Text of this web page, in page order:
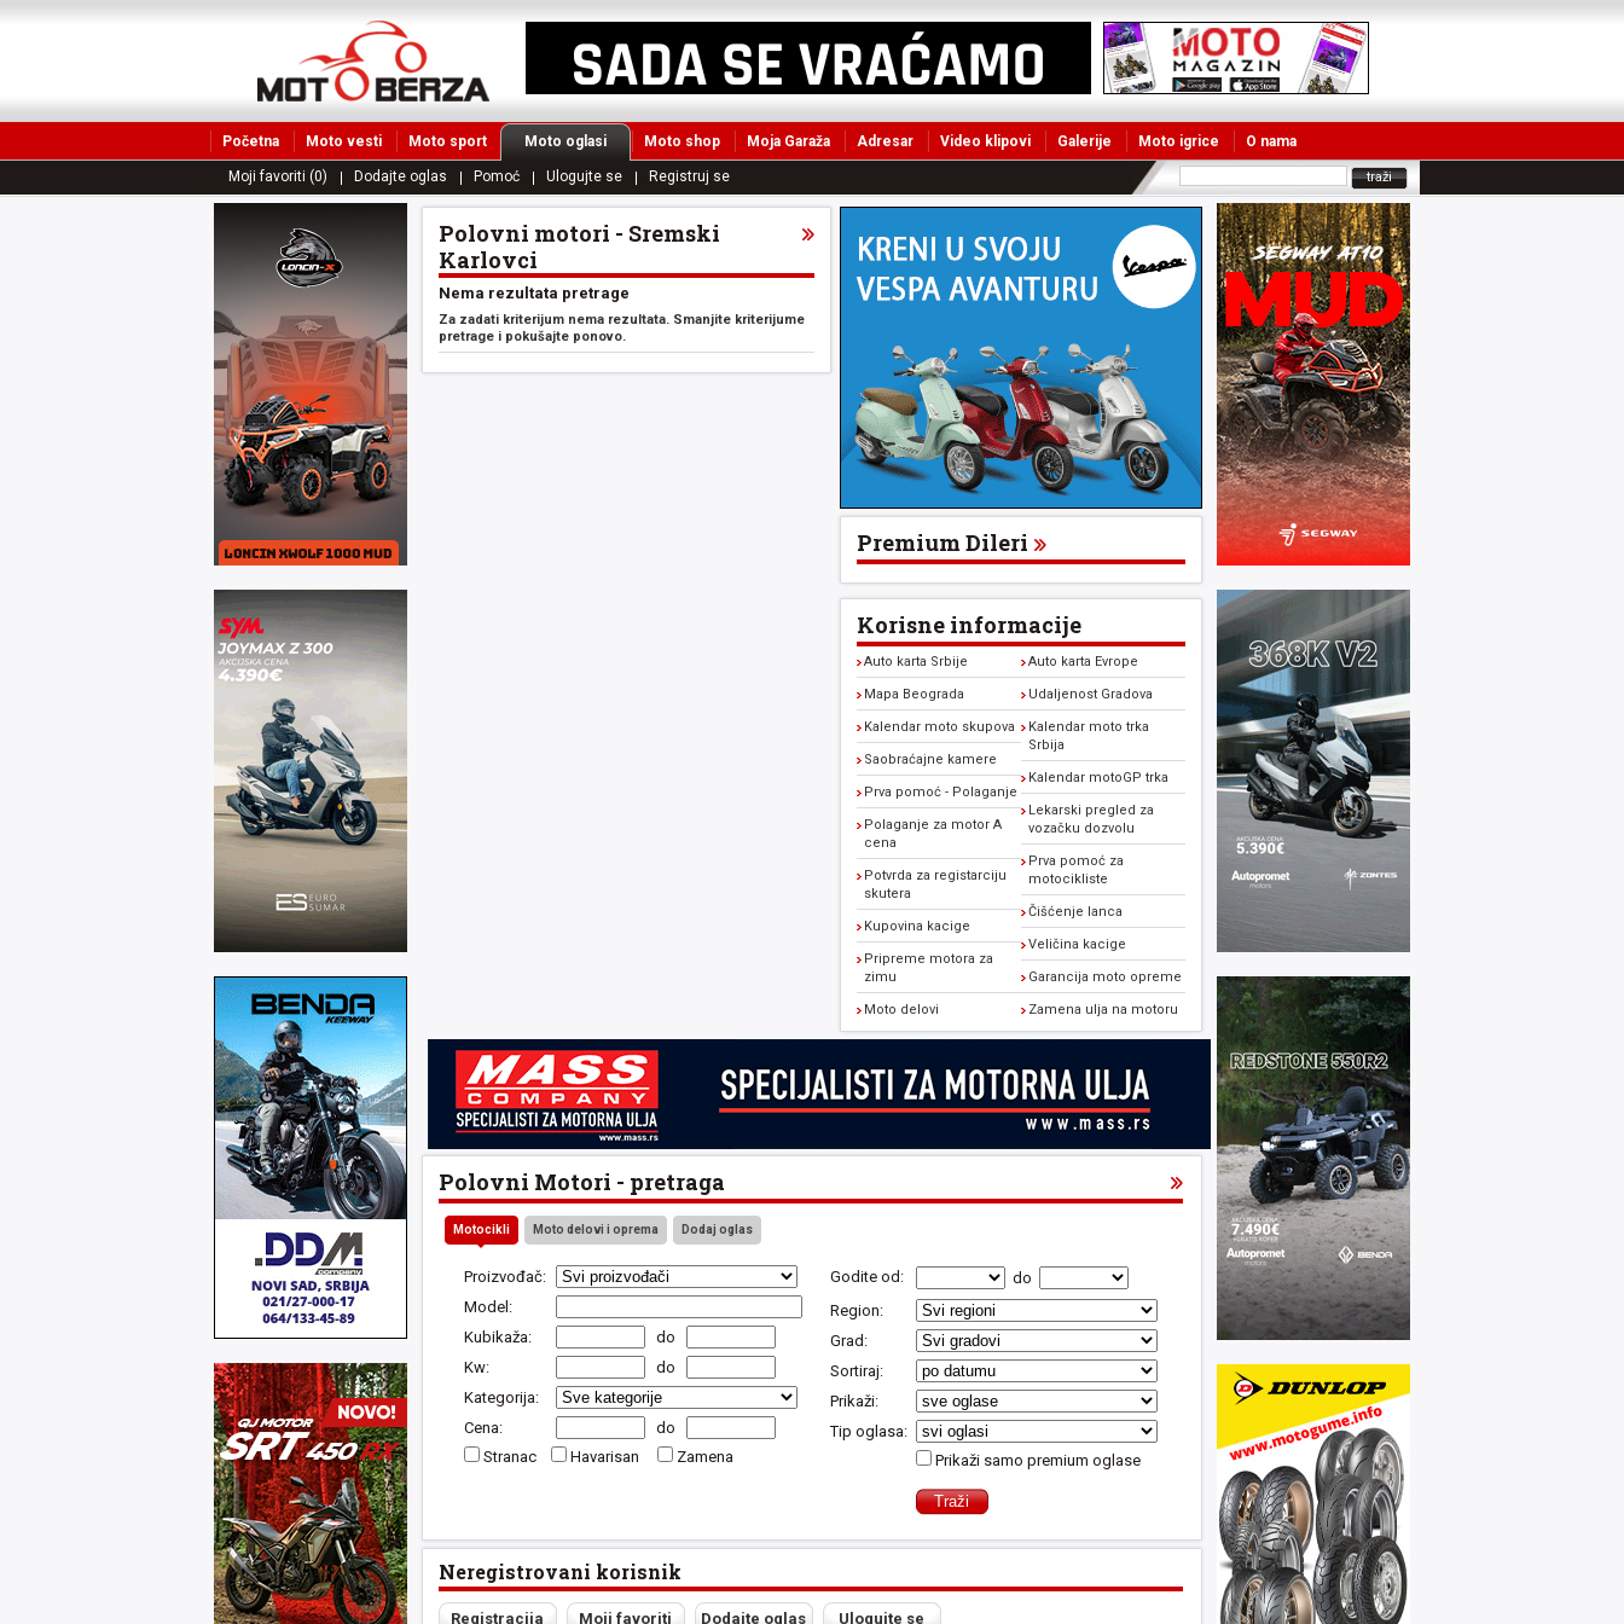
Početna Moto vesti Moto sport Moto oglasi Moto shop Moja Garaža Adresar Video klipovi Galerije Moto igrice O nama
Moji favoriti (0) Dodajte oglas Pomoć Ulogujte se Registruj se
Polovni motori - Sremski
Karlovci
Nema rezultata pretrage
Za zadati kriterijum nema rezultata. Smanjite kriterijume
pretrage i pokušajte ponovo.
Premium Dileri
Korisne informacije
Auto karta Srbije
Mapa Beograda
Kalendar moto skupova
Saobraćajne kamere
Prva pomoć - Polaganje
Polaganje za motor A
cena
Potvrda za registarciju
skutera
Kupovina kacige
Pripreme motora za
zimu
Moto delovi
Auto karta Evrope
Udaljenost Gradova
Kalendar moto trka
Srbija
Kalendar motoGP trka
Lekarski pregled za
vozačku dozvolu
Prva pomoć za
motocikliste
Čišćenje lanca
Veličina kacige
Garancija moto opreme
Zamena ulja na motoru
Polovni Motori - pretraga
Motocikli Moto delovi i oprema Dodaj oglas
Proizvođač:
Model:
Kubikaža:
do
Kw:
do
Kategorija:
Cena:
do
Stranac
Havarisan Zamena
Godite od:
do
Region:
Grad:
Sortiraj:
Prikaži:
Tip oglasa:
Prikaži samo premium oglase
Neregistrovani korisnik
Registracija Moji favoriti Dodajte oglas Ulogujte se